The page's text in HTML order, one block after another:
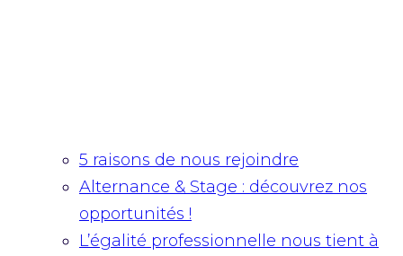
5 raisons de nous rejoindre
Alternance & Stage : découvrez nos
opportunités !
L’égalité professionnelle nous tient à